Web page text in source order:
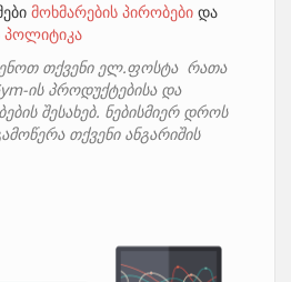
მოხმარების პირობები და
პოლიტიკა
თქვენი ელ.ფოსტა რათა
ის პროდუქტებისა და
შესახებ. ნებისმიერ დროს
თქვენი ანგარიშის